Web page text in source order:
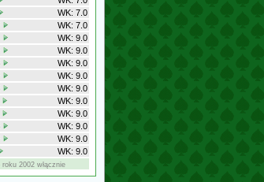
WK: 7.0
WK: 7.0
WK: 9.0
WK: 9.0
WK: 9.0
WK: 9.0
WK: 9.0
WK: 9.0
WK: 9.0
WK: 9.0
WK: 9.0
WK: 9.0
2002 włącznie